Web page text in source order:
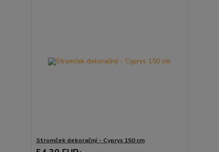
Stromček dekoračný - Cyprys 150 cm